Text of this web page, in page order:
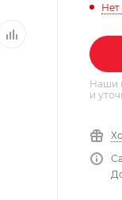
Нет
Наши
и